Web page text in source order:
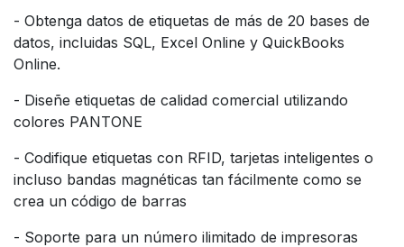
- Obtenga datos de etiquetas de más de 20 bases de
datos, incluidas SQL, Excel Online y QuickBooks
Online.
- Diseñe etiquetas de calidad comercial utilizando
colores PANTONE
- Codifique etiquetas con RFID, tarjetas inteligentes o
incluso bandas magnéticas tan fácilmente como se
crea un código de barras
- Soporte para un número ilimitado de impresoras